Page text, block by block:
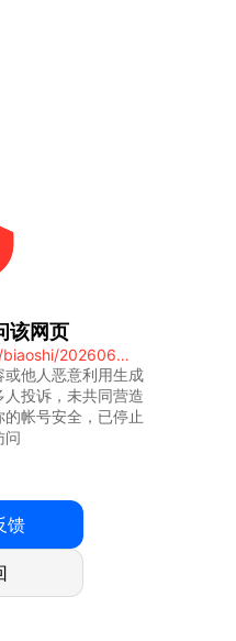
该网页
https://www.4211.net/biaoshi/20260607/16920275.html
他人恶意利用生成
投诉，未共同营造
帐号安全，已停止
问
馈